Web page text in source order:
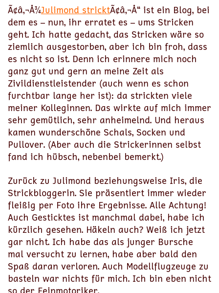
Ã¢â‚¬Å¾Julimond stricktÃ¢â‚¬Å“ ist ein Blog, bei
dem es – nun, ihr erratet es – ums Stricken
geht. Ich hatte gedacht, das Stricken wäre so
ziemlich ausgestorben, aber ich bin froh, dass
es nicht so ist. Denn ich erinnere mich noch
ganz gut und gern an meine Zeit als
Zivildienstleistender (auch wenn es schon
furchtbar lange her ist): da strickten viele
meiner Kolleginnen. Das wirkte auf mich immer
sehr gemütlich, sehr anheimelnd. Und heraus
kamen wunderschöne Schals, Socken und
Pullover. (Aber auch die Strickerinnen selbst
fand ich hübsch, nebenbei bemerkt.)
Zurück zu Julimond beziehungsweise Iris, die
Strickbloggerin. Sie präsentiert immer wieder
fleißig per Foto ihre Ergebnisse. Alle Achtung!
Auch Gesticktes ist manchmal dabei, habe ich
kürzlich gesehen. Häkeln auch? Weiß ich jetzt
gar nicht. Ich habe das als junger Bursche
mal versucht zu lernen, habe aber bald den
Spaß daran verloren. Auch Modellflugzeuge zu
basteln war nichts für mich. Ich bin eben nicht